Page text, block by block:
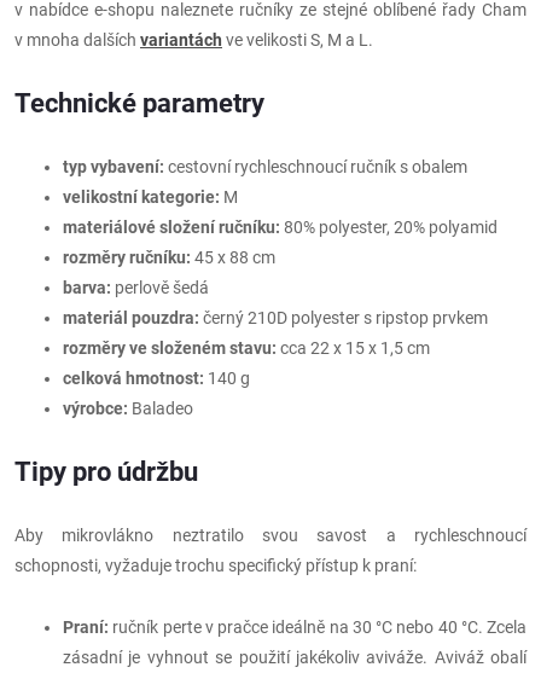
v nabídce e-shopu naleznete ručníky ze stejné oblíbené řady Cham
v mnoha dalších variantách ve velikosti S, M a L.
Technické parametry
typ vybavení: cestovní rychleschnoucí ručník s obalem
velikostní kategorie: M
materiálové složení ručníku: 80% polyester, 20% polyamid
rozměry ručníku: 45 x 88 cm
barva: perlově šedá
materiál pouzdra: černý 210D polyester s ripstop prvkem
rozměry ve složeném stavu: cca 22 x 15 x 1,5 cm
celková hmotnost: 140 g
výrobce: Baladeo
Tipy pro údržbu
Aby mikrovlákno neztratilo svou savost a rychleschnoucí
schopnosti, vyžaduje trochu specifický přístup k praní:
Praní: ručník perte v pračce ideálně na 30 °C nebo 40 °C. Zcela
zásadní je vyhnout se použití jakékoliv aviváže. Aviváž obalí